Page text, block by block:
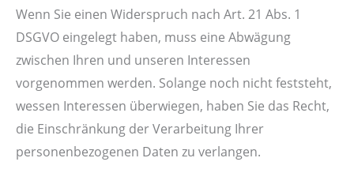
Wenn Sie einen Widerspruch nach Art. 21 Abs. 1
DSGVO eingelegt haben, muss eine Abwägung
zwischen Ihren und unseren Interessen
vorgenommen werden. Solange noch nicht feststeht,
wessen Interessen überwiegen, haben Sie das Recht,
die Einschränkung der Verarbeitung Ihrer
personenbezogenen Daten zu verlangen.